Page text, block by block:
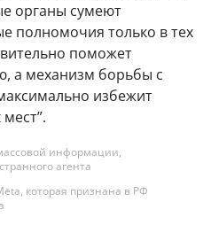
органы сумеют
полномочия только в тех
поможет
а механизм борьбы с
избежит
информации,
агента
которая признана в РФ